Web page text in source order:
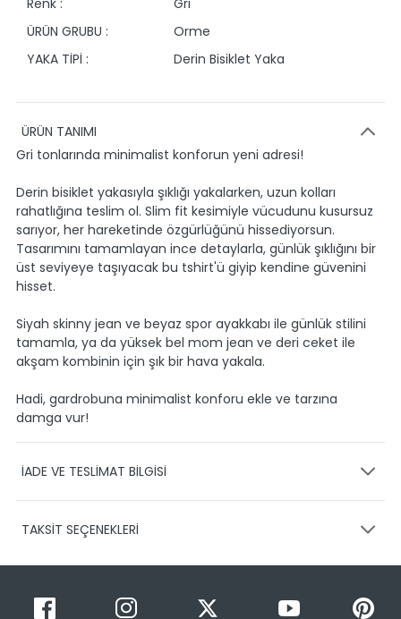
Renk :
Gri
ÜRÜN GRUBU :
Orme
YAKA TİPİ :
Derin Bisiklet Yaka
ÜRÜN TANIMI
Gri tonlarında minimalist konforun yeni adresi!
Derin bisiklet yakasıyla şıklığı yakalarken, uzun kolları
rahatlığına teslim ol. Slim fit kesimiyle vücudunu kusursuz
sarıyor, her hareketinde özgürlüğünü hissediyorsun.
Tasarımını tamamlayan ince detaylarla, günlük şıklığını bir
üst seviyeye taşıyacak bu tshirt'ü giyip kendine güvenini
hisset.
Siyah skinny jean ve beyaz spor ayakkabı ile günlük stilini
tamamla, ya da yüksek bel mom jean ve deri ceket ile
akşam kombinin için şık bir hava yakala.
Hadi, gardrobuna minimalist konforu ekle ve tarzına
damga vur!
İADE VE TESLİMAT BİLGİSİ
Ürünlerinizin gönderimini anlaşmalı olduğumuz PTT,
1-3 iş günü içerisinde kargoya teslim edilir.
Siparişimin kargo takibini nasıl yapabilirim?
TAKSİT SEÇENEKLERİ
Taksit Sayısı Taksit Miktarı
Taksitli Tutar